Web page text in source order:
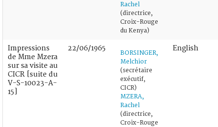
Rachel
(directrice,
Croix-Rouge
du Kenya)
Impressions
de Mme Mzera
sur sa visite au
CICR [suite du
V-S-10023-A-
15]
22/06/1965
BORSINGER,
Melchior
(secrétaire
exécutif,
CICR)
MZERA,
Rachel
(directrice,
Croix-Rouge
English